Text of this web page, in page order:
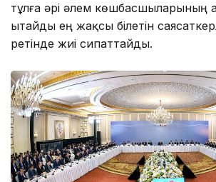
тұлға әрі әлем көшбасшыларының
Қытайды ең жақсы білетін
ретінде жиі сипаттайды.